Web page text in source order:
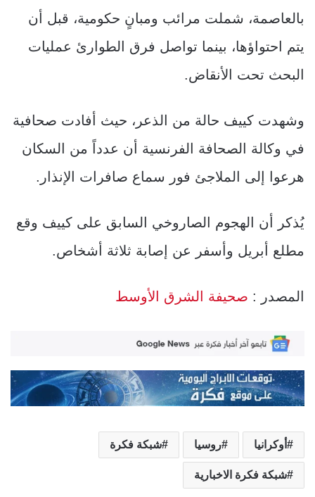
بالعاصمة، شملت مرائب ومبانٍ حكومية، قبل أن
يتم احتواؤها، بينما تواصل فرق الطوارئ عمليات
البحث تحت الأنقاض.
وشهدت كييف حالة من الذعر، حيث أفادت صحافية
في وكالة الصحافة الفرنسية أن عدداً من السكان
هرعوا إلى الملاجئ فور سماع صافرات الإنذار.
يُذكر أن الهجوم الصاروخي السابق على كييف وقع
مطلع أبريل وأسفر عن إصابة ثلاثة أشخاص.
المصدر : صحيفة الشرق الأوسط
أوكرانيا روسيا شبكة فكرة
شبكة فكرة الاخبارية